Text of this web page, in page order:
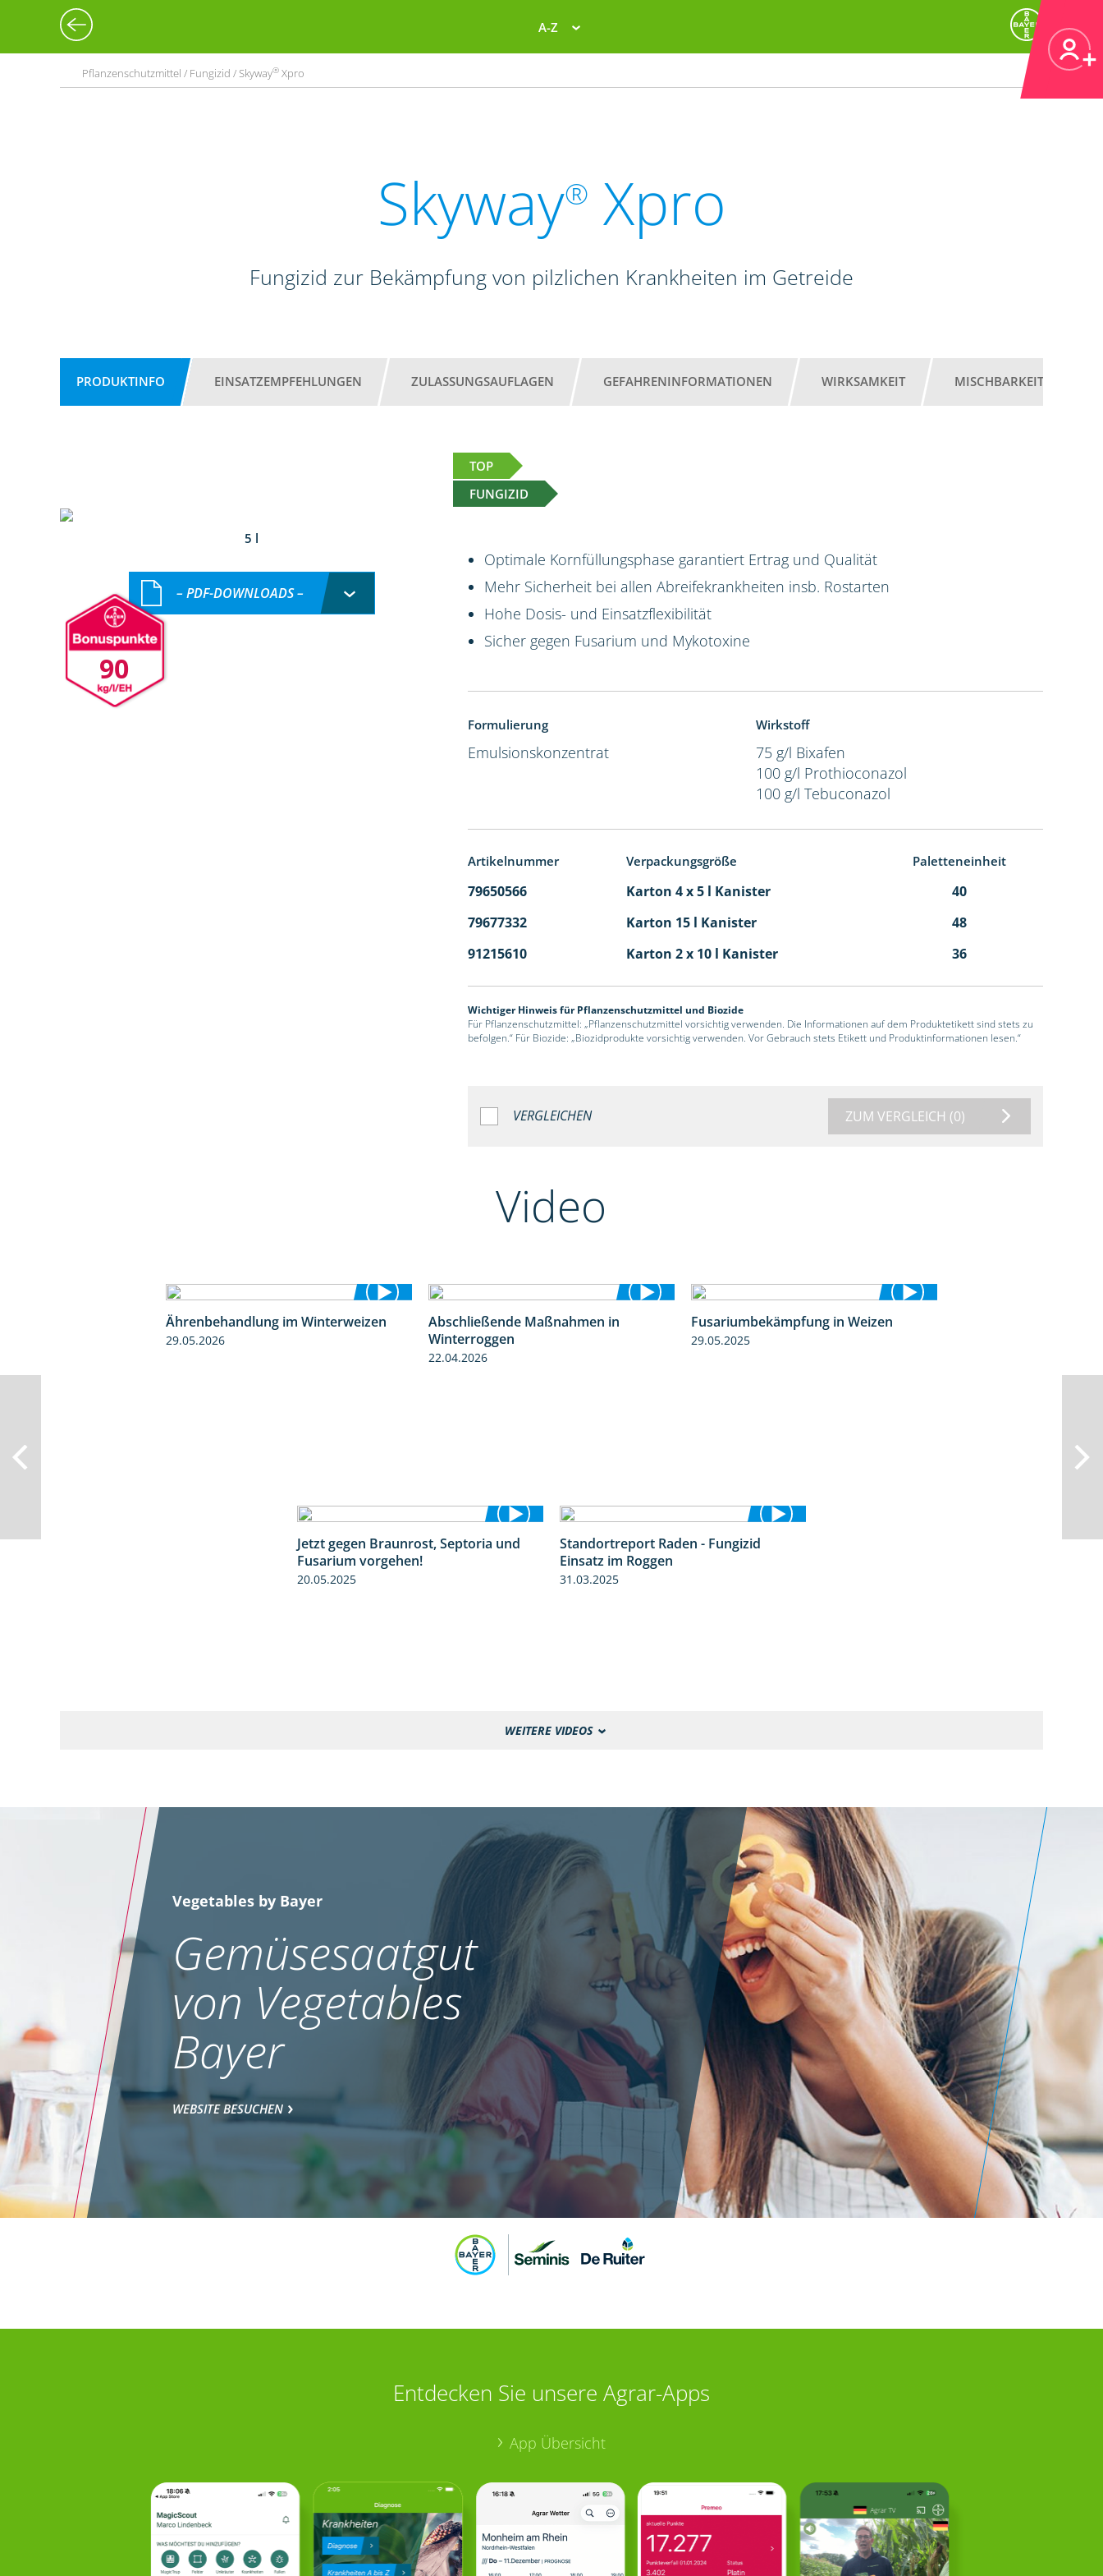
A-Z
Pflanzenschutzmittel / Fungizid / Skyway® Xpro
Skyway® Xpro
Fungizid zur Bekämpfung von pilzlichen Krankheiten im Getreide
PRODUKTINFO EINSATZEMPFEHLUNGEN ZULASSUNGSAUFLAGEN GEFAHRENINFORMATIONEN WIRKSAMKEIT MISCHBARKEIT
TOP
FUNGIZID
5 l
90
– PDF-DOWNLOADS –
Optimale Kornfüllungsphase garantiert Ertrag und Qualität
Mehr Sicherheit bei allen Abreifekrankheiten insb. Rostarten
Hohe Dosis- und Einsatzflexibilität
Sicher gegen Fusarium und Mykotoxine
Formulierung
Emulsionskonzentrat
Wirkstoff
75 g/l Bixafen
100 g/l Prothioconazol
100 g/l Tebuconazol
Artikelnummer Verpackungsgröße Paletteneinheit
79650566 Karton 4 x 5 l Kanister
40
79677332
Karton 15 l Kanister
48
91215610
Karton 2 x 10 l Kanister 36
Wichtiger Hinweis für Pflanzenschutzmittel und Biozide
Für Pflanzenschutzmittel: „Pflanzenschutzmittel vorsichtig verwenden. Die Informationen auf dem Produktetikett sind stets zu
befolgen.“ Für Biozide: „Biozidprodukte vorsichtig verwenden. Vor Gebrauch stets Etikett und Produktinformationen lesen.“
VERGLEICHEN ZUM VERGLEICH (0)
Video
1:28
Ährenbehandlung im Winterweizen
29.05.2026
Abschließende Maßnahmen in
Winterroggen
22.04.2026
Fusariumbekämpfung in Weizen
29.05.2025
1:27
Jetzt gegen Braunrost, Septoria und
Fusarium vorgehen!
20.05.2025
Standortreport Raden - Fungizid
Einsatz im Roggen
31.03.2025
WEITERE VIDEOS
Vegetables by Bayer
Gemüsesaatgut
von Vegetables
Bayer
WEBSITE BESUCHEN
Entdecken Sie unsere Agrar-Apps
App Übersicht